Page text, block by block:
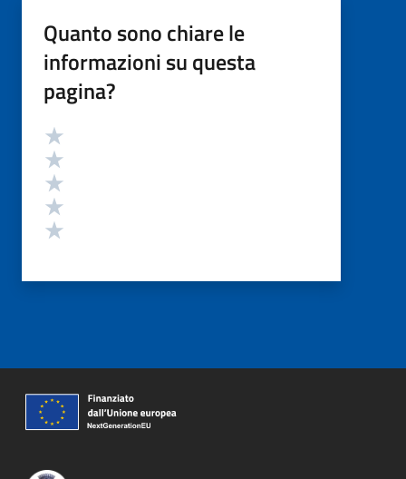
Quanto sono chiare le
informazioni su questa
pagina?
Valutazione